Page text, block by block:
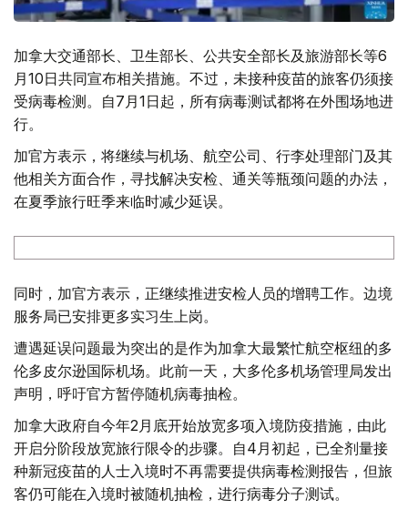
加拿大交通部长、卫生部长、公共安全部长及旅游部长等6
月10日共同宣布相关措施。不过，未接种疫苗的旅客仍须接
受病毒检测。自7月1日起，所有病毒测试都将在外围场地进
行。
加官方表示，将继续与机场、航空公司、行李处理部门及其
他相关方面合作，寻找解决安检、通关等瓶颈问题的办法，
在夏季旅行旺季来临时减少延误。
同时，加官方表示，正继续推进安检人员的增聘工作。边境
服务局已安排更多实习生上岗。
遭遇延误问题最为突出的是作为加拿大最繁忙航空枢纽的多
伦多皮尔逊国际机场。此前一天，大多伦多机场管理局发出
声明，呼吁官方暂停随机病毒抽检。
加拿大政府自今年2月底开始放宽多项入境防疫措施，由此
开启分阶段放宽旅行限令的步骤。自4月初起，已全剂量接
种新冠疫苗的人士入境时不再需要提供病毒检测报告，但旅
客仍可能在入境时被随机抽检，进行病毒分子测试。